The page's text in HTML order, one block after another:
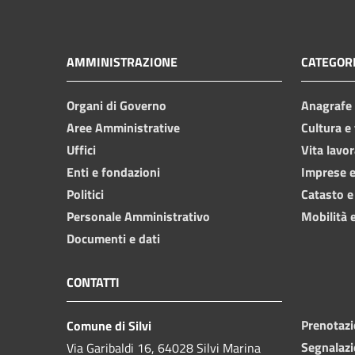
AMMINISTRAZIONE
Organi di Governo
Aree Amministrative
Uffici
Enti e fondazioni
Politici
Personale Amministrativo
Documenti e dati
Cultura
Vita
Imprese
Catasto
Mobilità
CONTATTI
Comune di Silvi
Via Garibaldi 16, 64028 Silvi Marina